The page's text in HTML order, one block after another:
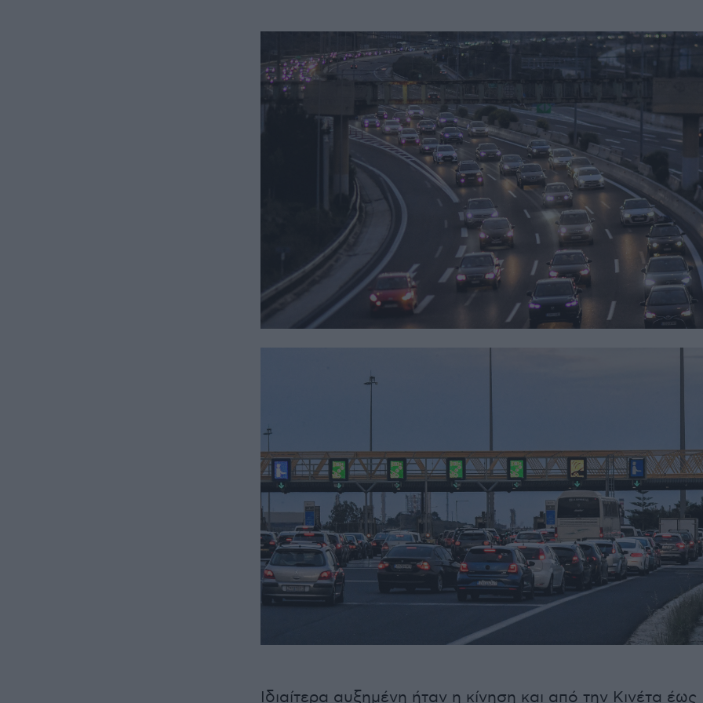
Ιδιαίτερα αυξημένη ήταν η κίνηση και από την Κινέτα έως